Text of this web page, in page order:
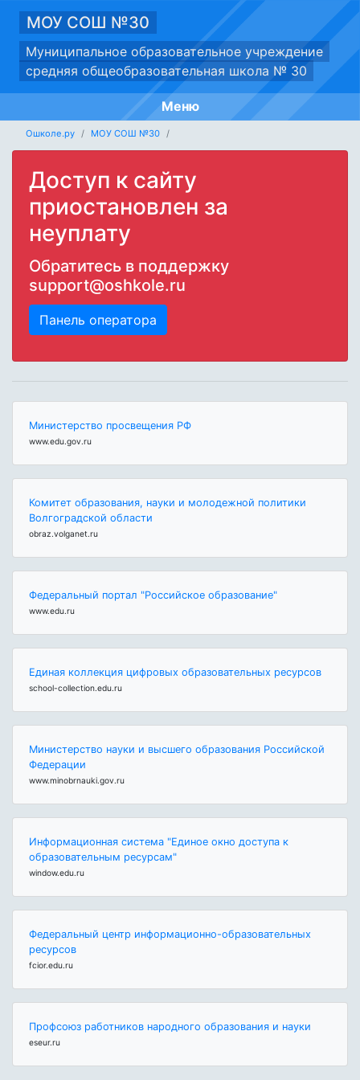
МОУ СОШ №30
Муниципальное образовательное учреждение
средняя общеобразовательная школа № 30
Меню
Ошколе.ру МОУ СОШ №30
Доступ к сайту
приостановлен за
неуплату
Обратитесь в поддержку
support@oshkole.ru
Панель оператора
Министерство просвещения РФ
www.edu.gov.ru
Комитет образования, науки и молодежной политики
Волгоградской области
obraz.volganet.ru
Федеральный портал "Российское образование"
www.edu.ru
Единая коллекция цифровых образовательных ресурсов
school-collection.edu.ru
Министерство науки и высшего образования Российской
Федерации
www.minobrnauki.gov.ru
Информационная система "Единое окно доступа к
образовательным ресурсам"
window.edu.ru
Федеральный центр информационно-образовательных
ресурсов
fcior.edu.ru
Профсоюз работников народного образования и науки
eseur.ru